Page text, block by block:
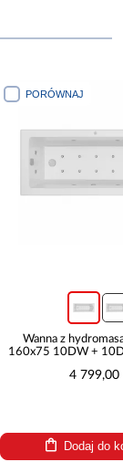
PORÓWNAJ
Wanna z
160x75 10DW +
4 799,00
Dodaj do